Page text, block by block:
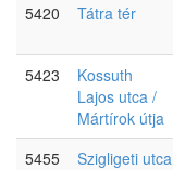
5420
Tátra tér
5423
Kossuth
Lajos utca /
Mártírok útja
5455 Szigligeti utca